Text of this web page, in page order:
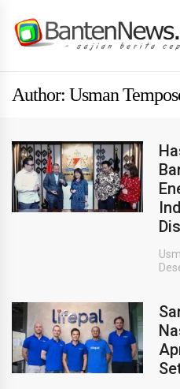
Author: Usman